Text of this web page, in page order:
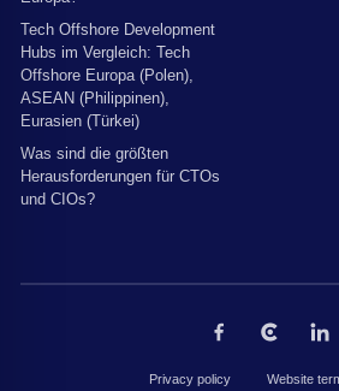
Tech Offshore Development
Hubs im Vergleich: Tech
Offshore Europa (Polen),
ASEAN (Philippinen),
Eurasien (Türkei)
Was sind die größten
Herausforderungen für CTOs
und CIOs?
Privacy policy Website